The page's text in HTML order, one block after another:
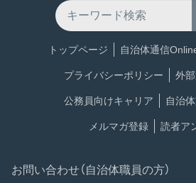
トップページ 自治体通信
プライバシーポリシー 外
公務員向けキャリア 自治
メルマガ登録 読者ア
お問い合わせ（自治体職員の方）